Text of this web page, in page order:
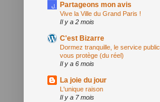
Partageons mon avis
Vive la Ville du Grand Paris !
Il y a 2 mois
C'est Bizarre
Dormez tranquille, le service public
vous protège (du réel)
Il y a 6 mois
La joie du jour
L'unique raison
Il y a 7 mois